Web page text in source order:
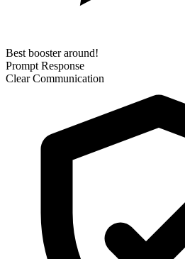
Best booster around!
Prompt Response
Clear Communication